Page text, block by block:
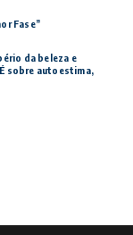
Fase”
da beleza e
sobre autoestima,